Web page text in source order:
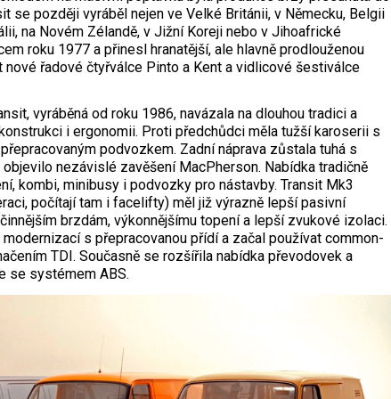
se později vyráběl nejen ve Velké Británii, v Německu, Belgii
na Novém Zélandě, v Jižní Koreji nebo v Jihoafrické
roku 1977 a přinesl hranatější, ale hlavně prodlouženou
nové řadové čtyřválce Pinto a Kent a vidlicové šestiválce
vyráběná od roku 1986, navázala na dlouhou tradici a
i ergonomii. Proti předchůdci měla tužší karoserii s
podvozkem. Zadní náprava zůstala tuhá s
nezávislé zavěšení ­MacPherson. Nabídka tradičně
kombi, minibusy i podvozky pro nástavby. Transit Mk3
počítají tam i facelifty) měl již výrazně lepší pasivní
brzdám, výkonnějšímu topení a lepší zvukové izolaci.
s přepracovanou přídí a začal používat common-
TDI. Současně se rozšířila nabídka převodovek a
se systémem ABS.